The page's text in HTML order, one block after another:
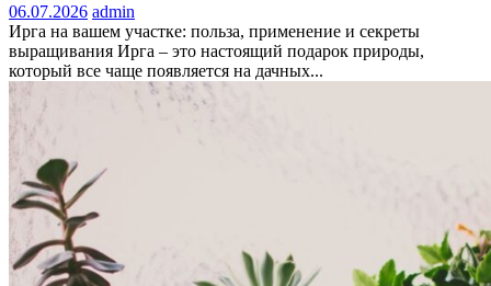
06.07.2026 admin
Ирга на вашем участке: польза, применение и секреты
выращивания Ирга – это настоящий подарок природы,
который все чаще появляется на дачных...